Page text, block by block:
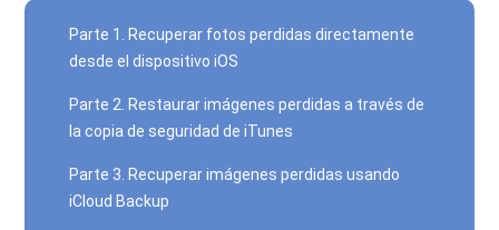
Parte 1. Recuperar fotos perdidas directamente
desde el dispositivo iOS
Parte 2. Restaurar imágenes perdidas a través de
la copia de seguridad de iTunes
Parte 3. Recuperar imágenes perdidas usando
iCloud Backup